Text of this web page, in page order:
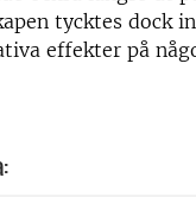
tycktes dock
effekter på